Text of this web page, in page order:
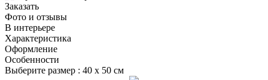
Заказать
Фото и отзывы
В интерьере
Характеристика
Оформление
Особенности
Выберите размер : 40 х 50 см